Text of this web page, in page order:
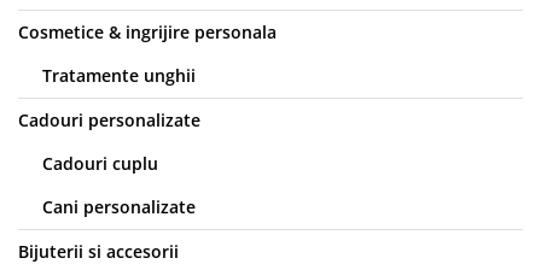
Cosmetice & ingrijire personala
Tratamente unghii
Cadouri personalizate
Cadouri cuplu
Cani personalizate
Bijuterii si accesorii